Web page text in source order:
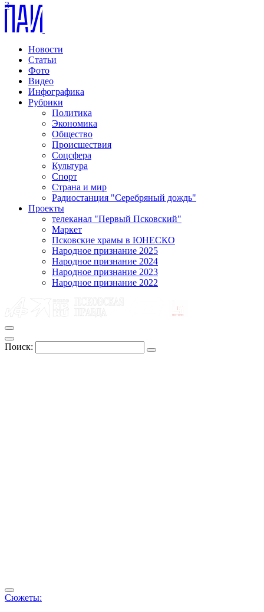
Новости
Статьи
Фото
Видео
Инфографика
Рубрики
Политика
Экономика
Общество
Происшествия
Соцсфера
Культура
Спорт
Страна и мир
Радиостанция "Серебряный дождь"
Проекты
телеканал "Первый Псковский"
Маркет
Псковские храмы в ЮНЕСКО
Народное признание 2025
Народное признание 2024
Народное признание 2023
Народное признание 2022
Поиск:
Сюжеты:
3